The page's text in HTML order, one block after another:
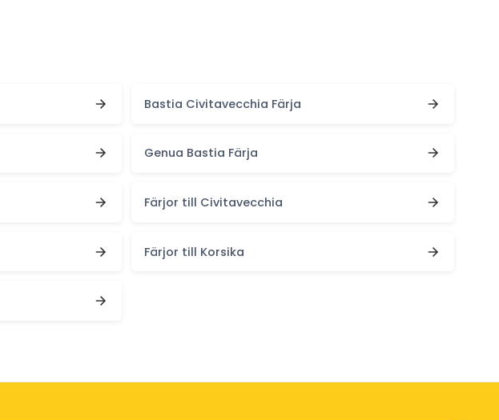
Bastia Civitavecchia Färja
Genua Bastia Färja
Färjor till Civitavecchia
Färjor till Korsika